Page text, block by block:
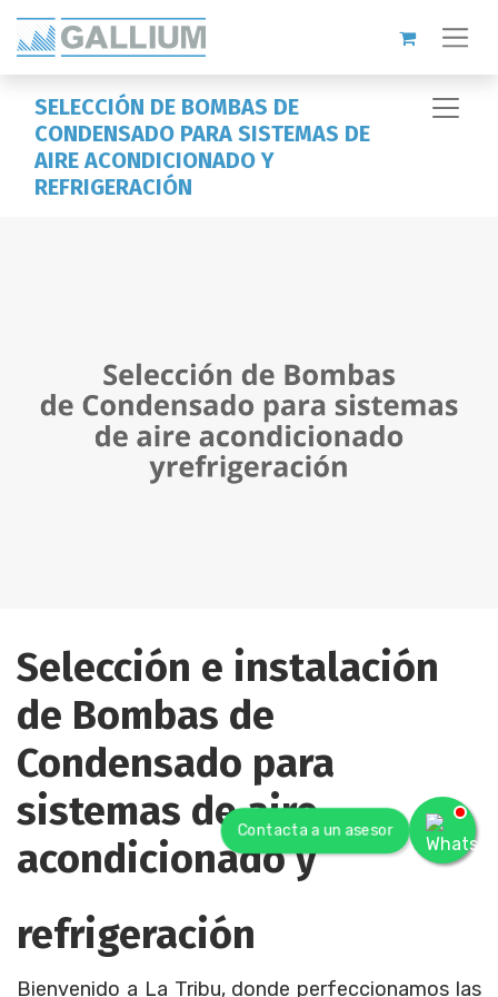
SELECCIÓN DE BOMBAS DE
CONDENSADO PARA SISTEMAS DE
AIRE ACONDICIONADO Y
REFRIGERACIÓN
Selección e instalación
de Bombas de
Condensado para
sistemas de aire
acondicionado y
refrigeración
Bienvenido a La Tribu, donde perfeccionamos las
Contacta a un asesor